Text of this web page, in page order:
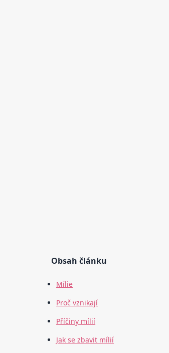
Obsah článku
Mílie
Proč vznikají
Příčiny mílií
Jak se zbavit mílií